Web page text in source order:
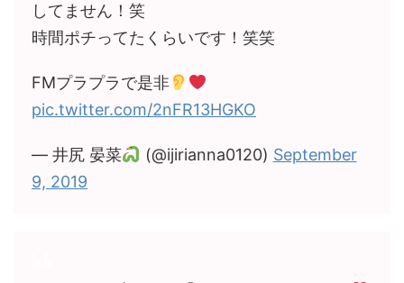
してません！笑
時間ポチってたくらいです！笑笑
FMプラプラで是非
pic.twitter.com/2nFR13HGKO
— 井尻 晏菜 (@ijirianna0120) September
9, 2019